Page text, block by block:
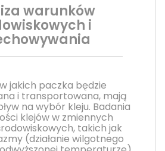
warunków
i
jakich paczka będzie
i transportowana, mają
na wybór kleju. Badania
klejów w zmiennych
takich jak
(działanie wilgotnego